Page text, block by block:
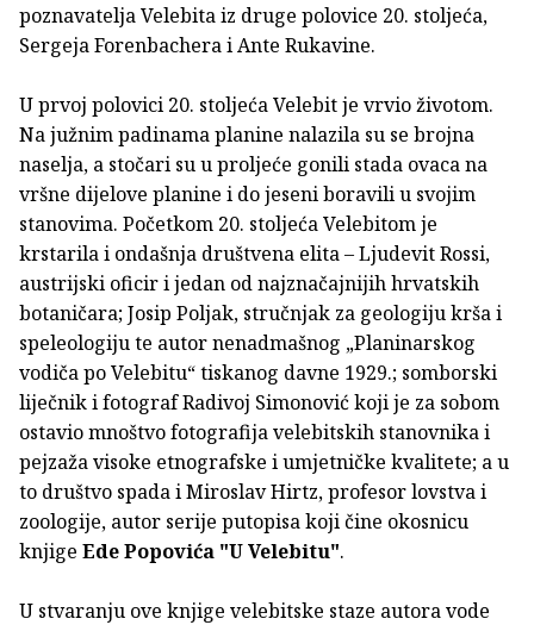
poznavatelja Velebita iz druge polovice 20. stoljeća,
Sergeja Forenbachera i Ante Rukavine.
U prvoj polovici 20. stoljeća Velebit je vrvio životom.
Na južnim padinama planine nalazila su se brojna
naselja, a stočari su u proljeće gonili stada ovaca na
vršne dijelove planine i do jeseni boravili u svojim
stanovima. Početkom 20. stoljeća Velebitom je
krstarila i ondašnja društvena elita – Ljudevit Rossi,
austrijski oficir i jedan od najznačajnijih hrvatskih
botaničara; Josip Poljak, stručnjak za geologiju krša i
speleologiju te autor nenadmašnog „Planinarskog
vodiča po Velebitu“ tiskanog davne 1929.; somborski
liječnik i fotograf Radivoj Simonović koji je za sobom
ostavio mnoštvo fotografija velebitskih stanovnika i
pejzaža visoke etnografske i umjetničke kvalitete; a u
to društvo spada i Miroslav Hirtz, profesor lovstva i
zoologije, autor serije putopisa koji čine okosnicu
knjige Ede Popovića "U Velebitu".
U stvaranju ove knjige velebitske staze autora vode